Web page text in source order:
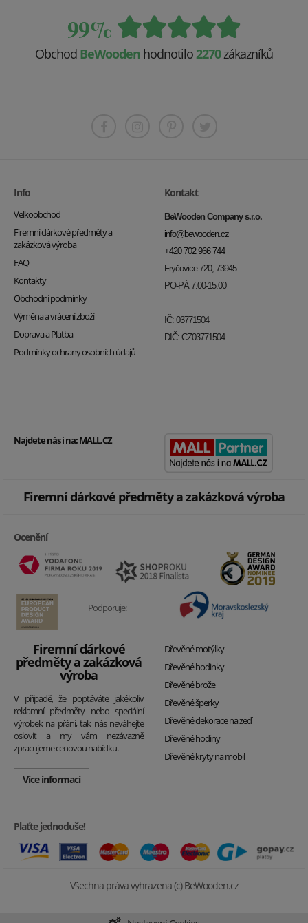
99%
Obchod BeWooden hodnotilo 2270zákazníků
Info
Velkoobchod
Firemní dárkové předměty a
zakázková výroba
FAQ
Kontakty
Obchodní podmínky
Výměna a vrácení zboží
Doprava a Platba
Podmínky ochrany osobních údajů
Kontakt
BeWooden Company s.r.o.
info@bewooden.cz
+420 702 966 744
Fryčovice 720, 73945
PO-PÁ 7:00-15:00
IČ: 03771504
DIČ: CZ03771504
Najdete nás i na:MALL.CZ
Firemní dárkové předměty a zakázková výroba
Ocenění
Podporuje:
Firemní dárkové
předměty a zakázková
výroba
V případě, že poptáváte jakékoliv
reklamní předměty nebo speciální
výrobek na přání, tak nás neváhejte
oslovit a my vám nezávazně
zpracujeme cenovou nabídku.
Více informací
Dřevěné motýlky
Dřevěné hodinky
Dřevěné brože
Dřevěné šperky
Dřevěné dekorace na zeď
Dřevěné hodiny
Dřevěné kryty na mobil
Plaťte jednoduše!
Všechna práva vyhrazena (c) BeWooden.cz